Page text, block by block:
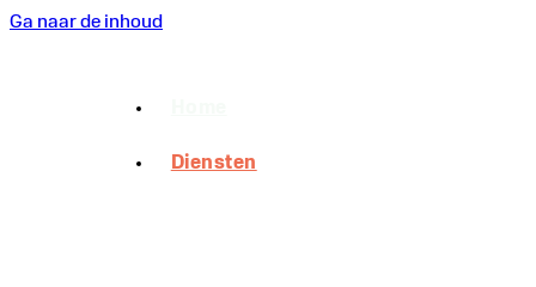
Ga naar de inhoud
Diensten